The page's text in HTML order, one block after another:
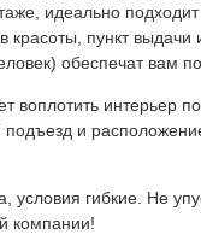
идеально
красоты, пункт
обеспечат вам
воплотить интерьер
и
условия гибкие. Не
компании!